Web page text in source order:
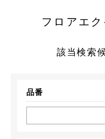
フロアエ
該当検索
品番